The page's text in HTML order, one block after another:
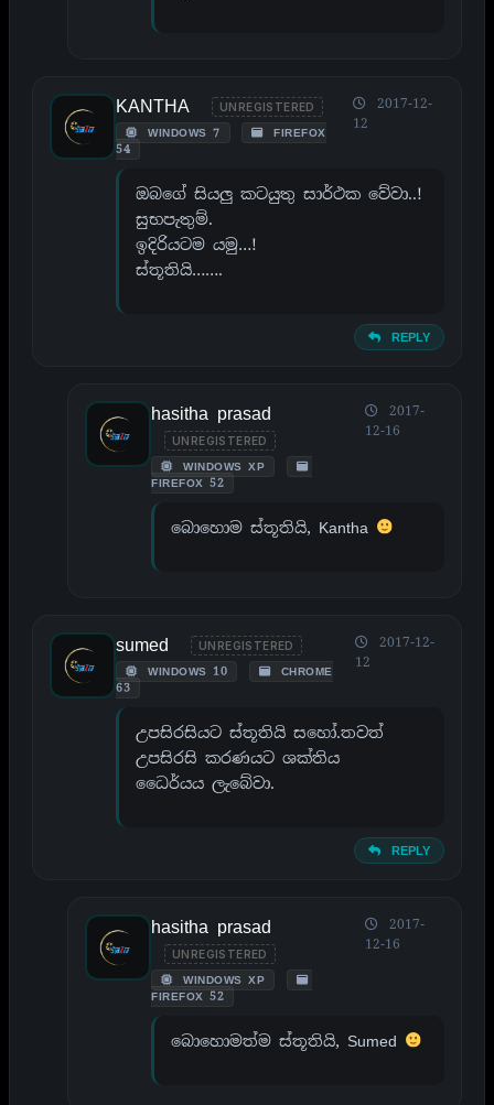
KANTHA UNREGISTERED
WINDOWS 7
FIREFOX
54
2017-12-
12
ඔබගේ සියලු කටයුතු සාර්ථක වේවා..!
සුභපැතුම්.
ඉදිරියටම යමු…!
ස්තූතියි…….
REPLY
hasitha prasad
UNREGISTERED
WINDOWS XP
FIREFOX 52
2017-
12-16
බොහොම ස්තූතියි, Kantha
sumed UNREGISTERED
WINDOWS 10
CHROME
63
2017-12-
12
උපසිරසියට ස්තූතියි සහෝ.තවත්
උපසිරසි කරණයට ශක්තිය
ධෛර්යය ලැබේවා.
REPLY
hasitha prasad
UNREGISTERED
WINDOWS XP
FIREFOX 52
2017-
12-16
බොහොමත්ම ස්තූතියි, Sumed